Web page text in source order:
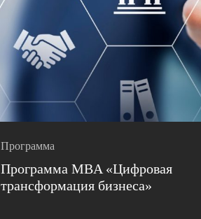
Программа
Программа MBA «Цифровая
трансформация бизнеса»